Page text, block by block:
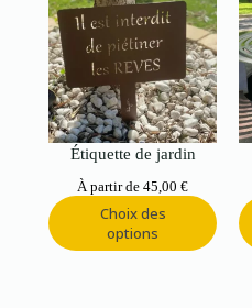
Étiquette de jardin
À partir de45,00€
Choix des
options